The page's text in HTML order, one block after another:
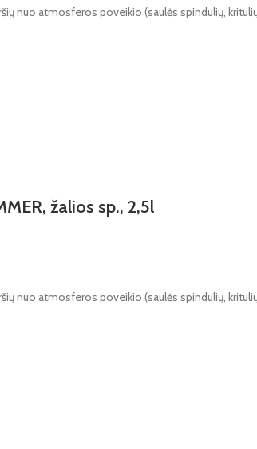
nuo atmosferos poveikio (saulės spindulių,
žalios sp., 2,5l
nuo atmosferos poveikio (saulės spindulių,